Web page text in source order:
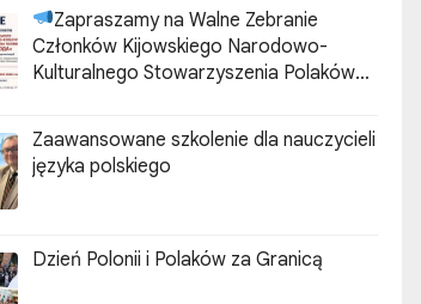
Zapraszamy na Walne Zebranie
Członków Kijowskiego Narodowo-
Kulturalnego Stowarzyszenia Polaków
Zaawansowane szkolenie dla nauczycieli
języka polskiego
Dzień Polonii i Polaków za Granicą